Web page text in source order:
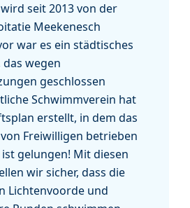
seit 2013 von der
Meekenesch
war es ein städtisches
wegen
geschlossen
Schwimmverein hat
erstellt, in dem das
Freiwilligen betrieben
gelungen! Mit diesen
wir sicher, dass die
Lichtenvoorde und